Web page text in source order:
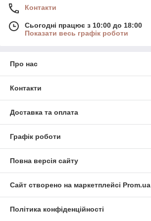
Контакти
Сьогодні працює з 10:00 до 18:00
Показати весь графік роботи
Про нас
Контакти
Доставка та оплата
Графік роботи
Повна версія сайту
Сайт створено на маркетплейсі Prom.ua
Політика конфіденційності